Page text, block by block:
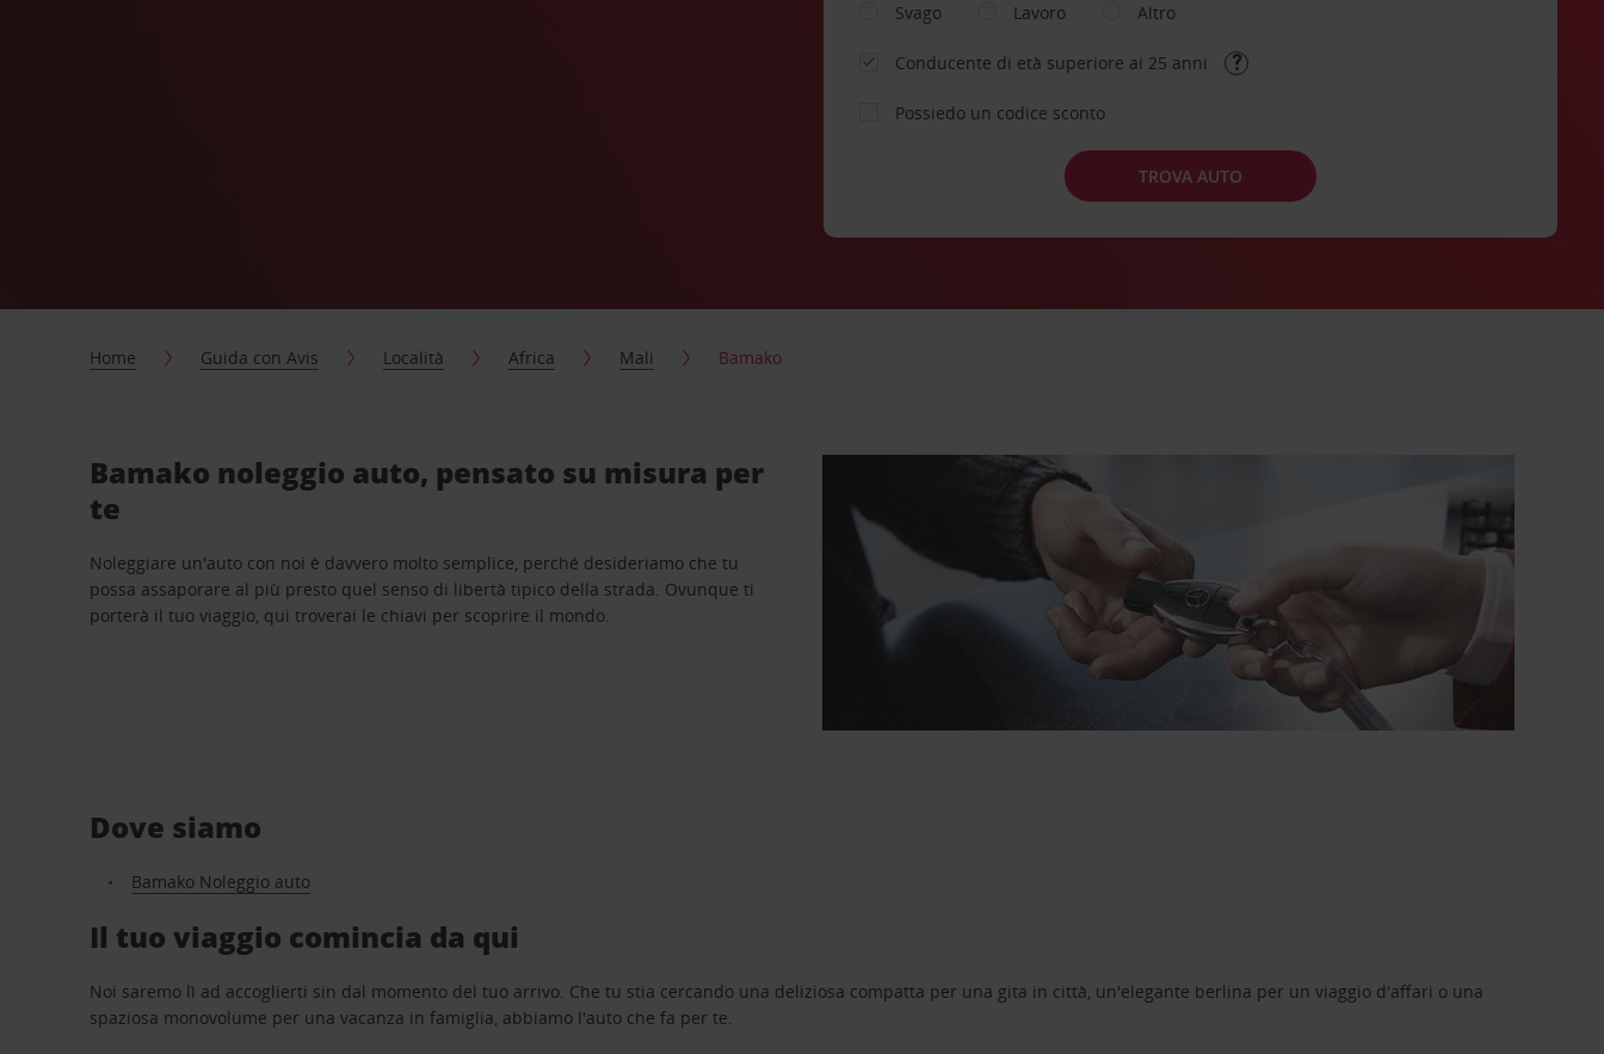
Svago
Lavoro Altro
Conducente di età superiore ai 25 anni
Possiedo un codice sconto
TROVA AUTO
Home Guida con Avis Località Africa Mali Bamako
Bamako noleggio auto, pensato su misura per
te
Noleggiare un'auto con noi è davvero molto semplice, perché desideriamo che tu
possa assaporare al più presto quel senso di libertà tipico della strada. Ovunque ti
porterà il tuo viaggio, qui troverai le chiavi per scoprire il mondo.
Dove siamo
Bamako Noleggio auto
Il tuo viaggio comincia da qui
Noi saremo lì ad accoglierti sin dal momento del tuo arrivo. Che tu stia cercando una deliziosa compatta per una gita in città, un'elegante berlina per un viaggio d'affari o una
spaziosa monovolume per una vacanza in famiglia, abbiamo l'auto che fa per te.